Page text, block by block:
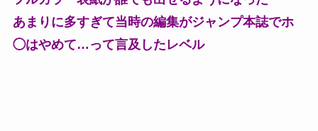
あまりに多すぎて当時の編集がジャンプ本誌でホ
◯はやめて…って言及したレベル